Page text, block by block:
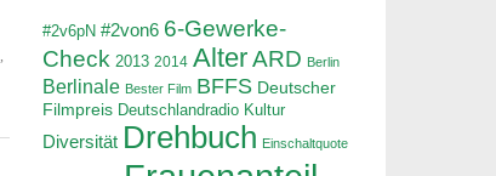
,
#2v6pN #2von6 6-Gewerke-
Check 2013 2014 Alter ARD Berlin
Berlinale Bester Film BFFS Deutscher
Filmpreis Deutschlandradio Kultur
Diversität Drehbuch Einschaltquote